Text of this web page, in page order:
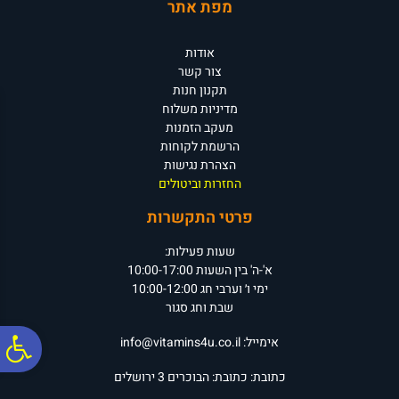
מפת אתר
אודות
צור קשר
תקנון חנות
מדיניות משלוח
מעקב הזמנות
הרשמת לקוחות
הצהרת נגישות
החזרות וביטולים
פרטי התקשרות
שעות פעילות:
א'-ה' בין השעות 10:00-17:00
ימי ו׳ וערבי חג 10:00-12:00
שבת וחג סגור
אימייל:info@vitamins4u.co.il
כתובת: כתובת: הבוכרים 3 ירושלים